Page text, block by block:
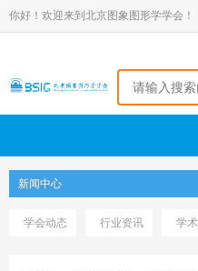
你好！欢迎来到北京图象图形学学会！
新闻中心
学会动态 行业资讯 学